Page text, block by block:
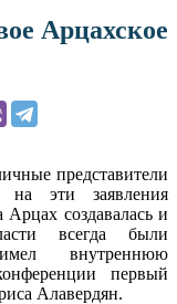
Арцахское
представители
эти заявления
создавалась и
всегда были
внутреннюю
первый
Алавердян.